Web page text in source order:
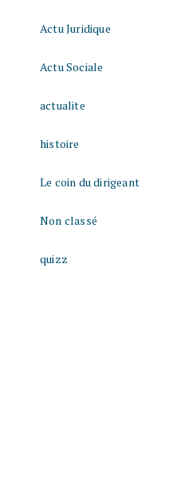
Actu Juridique
Actu Sociale
actualite
histoire
Le coin du dirigeant
Non classé
quizz